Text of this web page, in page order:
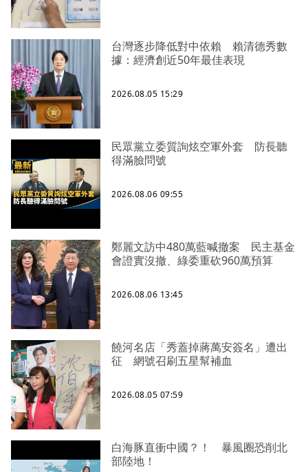
台灣逐步降低對中依賴 賴清德秀數
據：經濟創近50年最佳表現
2026.08.05 15:29
民眾黨立委質詢炫空軍外套 防長聽
得滿臉問號
2026.08.06 09:55
鄭麗文訪中480萬藍喊撤案 民主基金
會證實沒撤、綠委重砍960萬預算
2026.08.06 13:45
饒河名店「秀蓋掉蔣萬安簽名」遭出
征 網號召刷五星幫補血
2026.08.05 07:59
白海豚直衝中國？！ 暴風圈恐削北
部陸地！